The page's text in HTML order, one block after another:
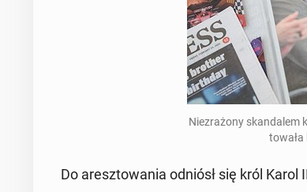
Nie­zra­żo­ny skan­da­lem
Do aresz­to­wa­nia odniósł się król Karol